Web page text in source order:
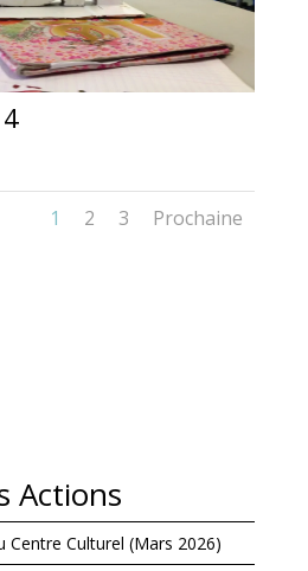
1 2 3 Prochaine
Actions
Centre Culturel (Mars 2026)